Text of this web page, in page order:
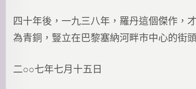
四十年後，一九三八年，羅丹這個傑作，
為青銅，豎立在巴黎塞納河畔市中心的街
二○○七年七月十五日